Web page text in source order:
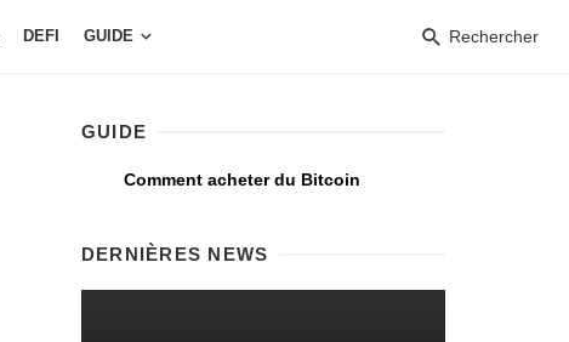
DEFI GUIDE Rechercher
GUIDE
Comment acheter du Bitcoin
DERNIÈRES NEWS